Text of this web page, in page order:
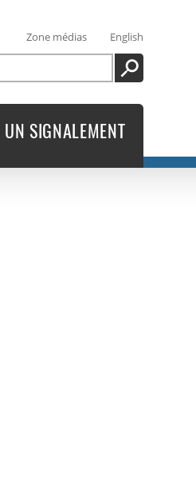
Zone médias
English
RECHERCHE
UN SIGNALEMENT